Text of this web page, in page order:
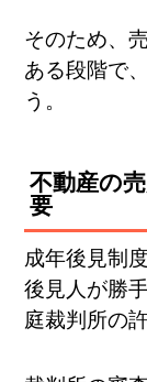
そのため、
ある段階で
う。
不動産の
要
成年後見制
後見人が勝
庭裁判所の